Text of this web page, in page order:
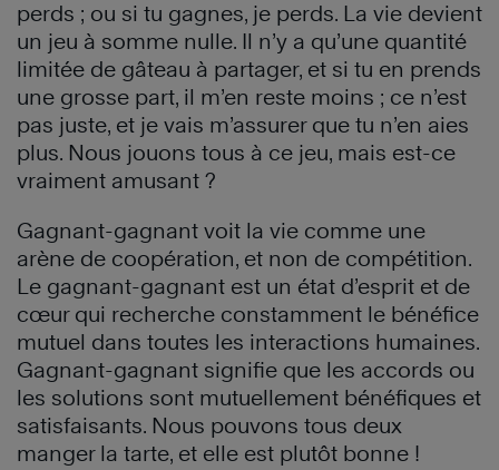
perds ; ou si tu gagnes, je perds. La vie devient
un jeu à somme nulle. Il n’y a qu’une quantité
limitée de gâteau à partager, et si tu en prends
une grosse part, il m’en reste moins ; ce n’est
pas juste, et je vais m’assurer que tu n’en aies
plus. Nous jouons tous à ce jeu, mais est-ce
vraiment amusant ?
Gagnant-gagnant voit la vie comme une
arène de coopération, et non de compétition.
Le gagnant-gagnant est un état d’esprit et de
cœur qui recherche constamment le bénéfice
mutuel dans toutes les interactions humaines.
Gagnant-gagnant signifie que les accords ou
les solutions sont mutuellement bénéfiques et
satisfaisants. Nous pouvons tous deux
manger la tarte, et elle est plutôt bonne !